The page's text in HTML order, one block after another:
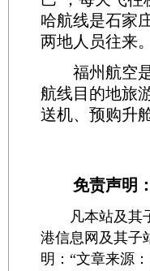
哈航线是石家
两地人员往来。
福州航空是
航线目的地旅
送机、预购升
免责声明：
凡本站及其子
港信息网及其子
明：“文章来源